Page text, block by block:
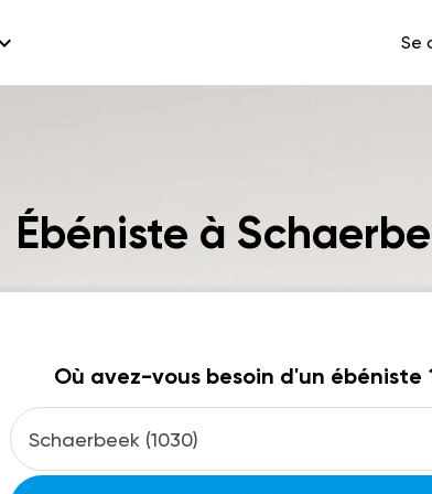
Se
Ébéniste à
Où avez-vous besoin d'un ébéniste